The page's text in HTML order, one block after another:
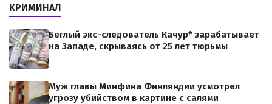
КРИМИНАЛ
Беглый экс-следователь Качур* зарабатывает
на Западе, скрываясь от 25 лет тюрьмы
Муж главы Минфина Финляндии усмотрел
угрозу убийством в картине с салями